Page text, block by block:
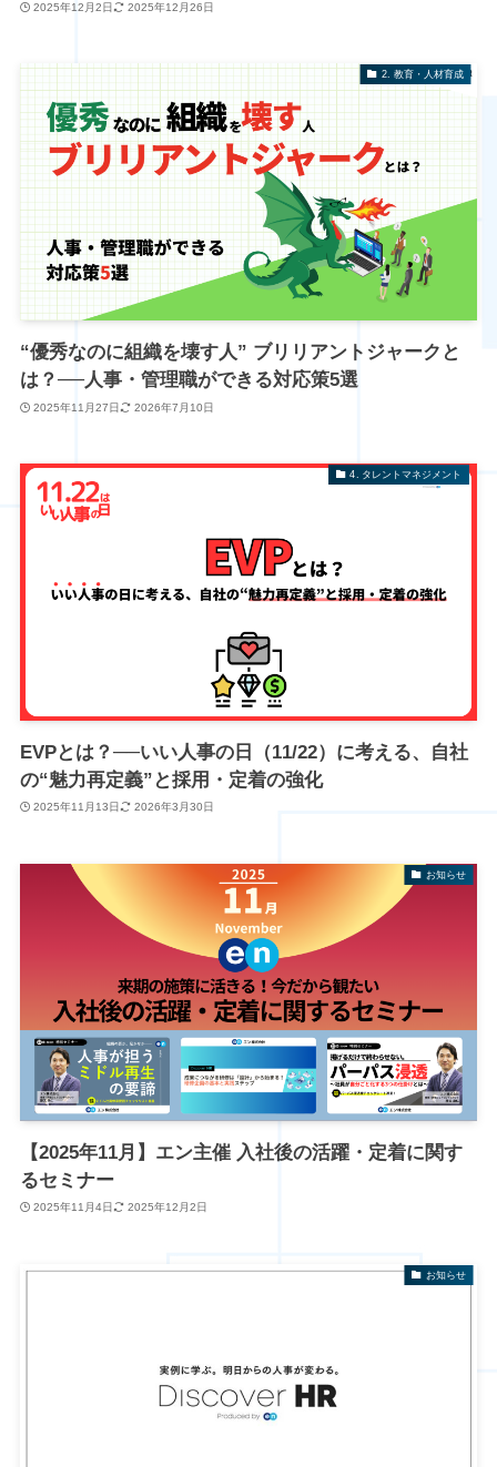
2025年12月2日 2025年12月26日
2. 教育・人材育成
“優秀なのに組織を壊す人” ブリリアントジャークと
は？──人事・管理職ができる対応策5選
2025年11月27日 2026年7月10日
4. タレントマネジメント
EVPとは？──いい人事の日（11/22）に考える、自社
の“魅力再定義”と採用・定着の強化
2025年11月13日 2026年3月30日
お知らせ
【2025年11月】エン主催 入社後の活躍・定着に関す
るセミナー
2025年11月4日 2025年12月2日
お知らせ